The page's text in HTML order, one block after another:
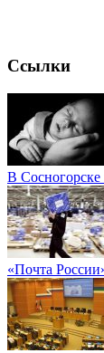
Ссылки
В
«Почта